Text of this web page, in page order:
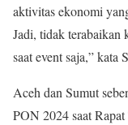
aktivitas ekonomi
Jadi, tidak terabaikan
saat event saja,” kata
Aceh dan Sumut
PON 2024 saat